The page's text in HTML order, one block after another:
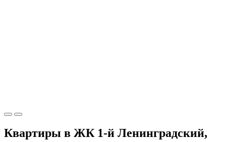
Квартиры в ЖК 1-й Ленинградский,